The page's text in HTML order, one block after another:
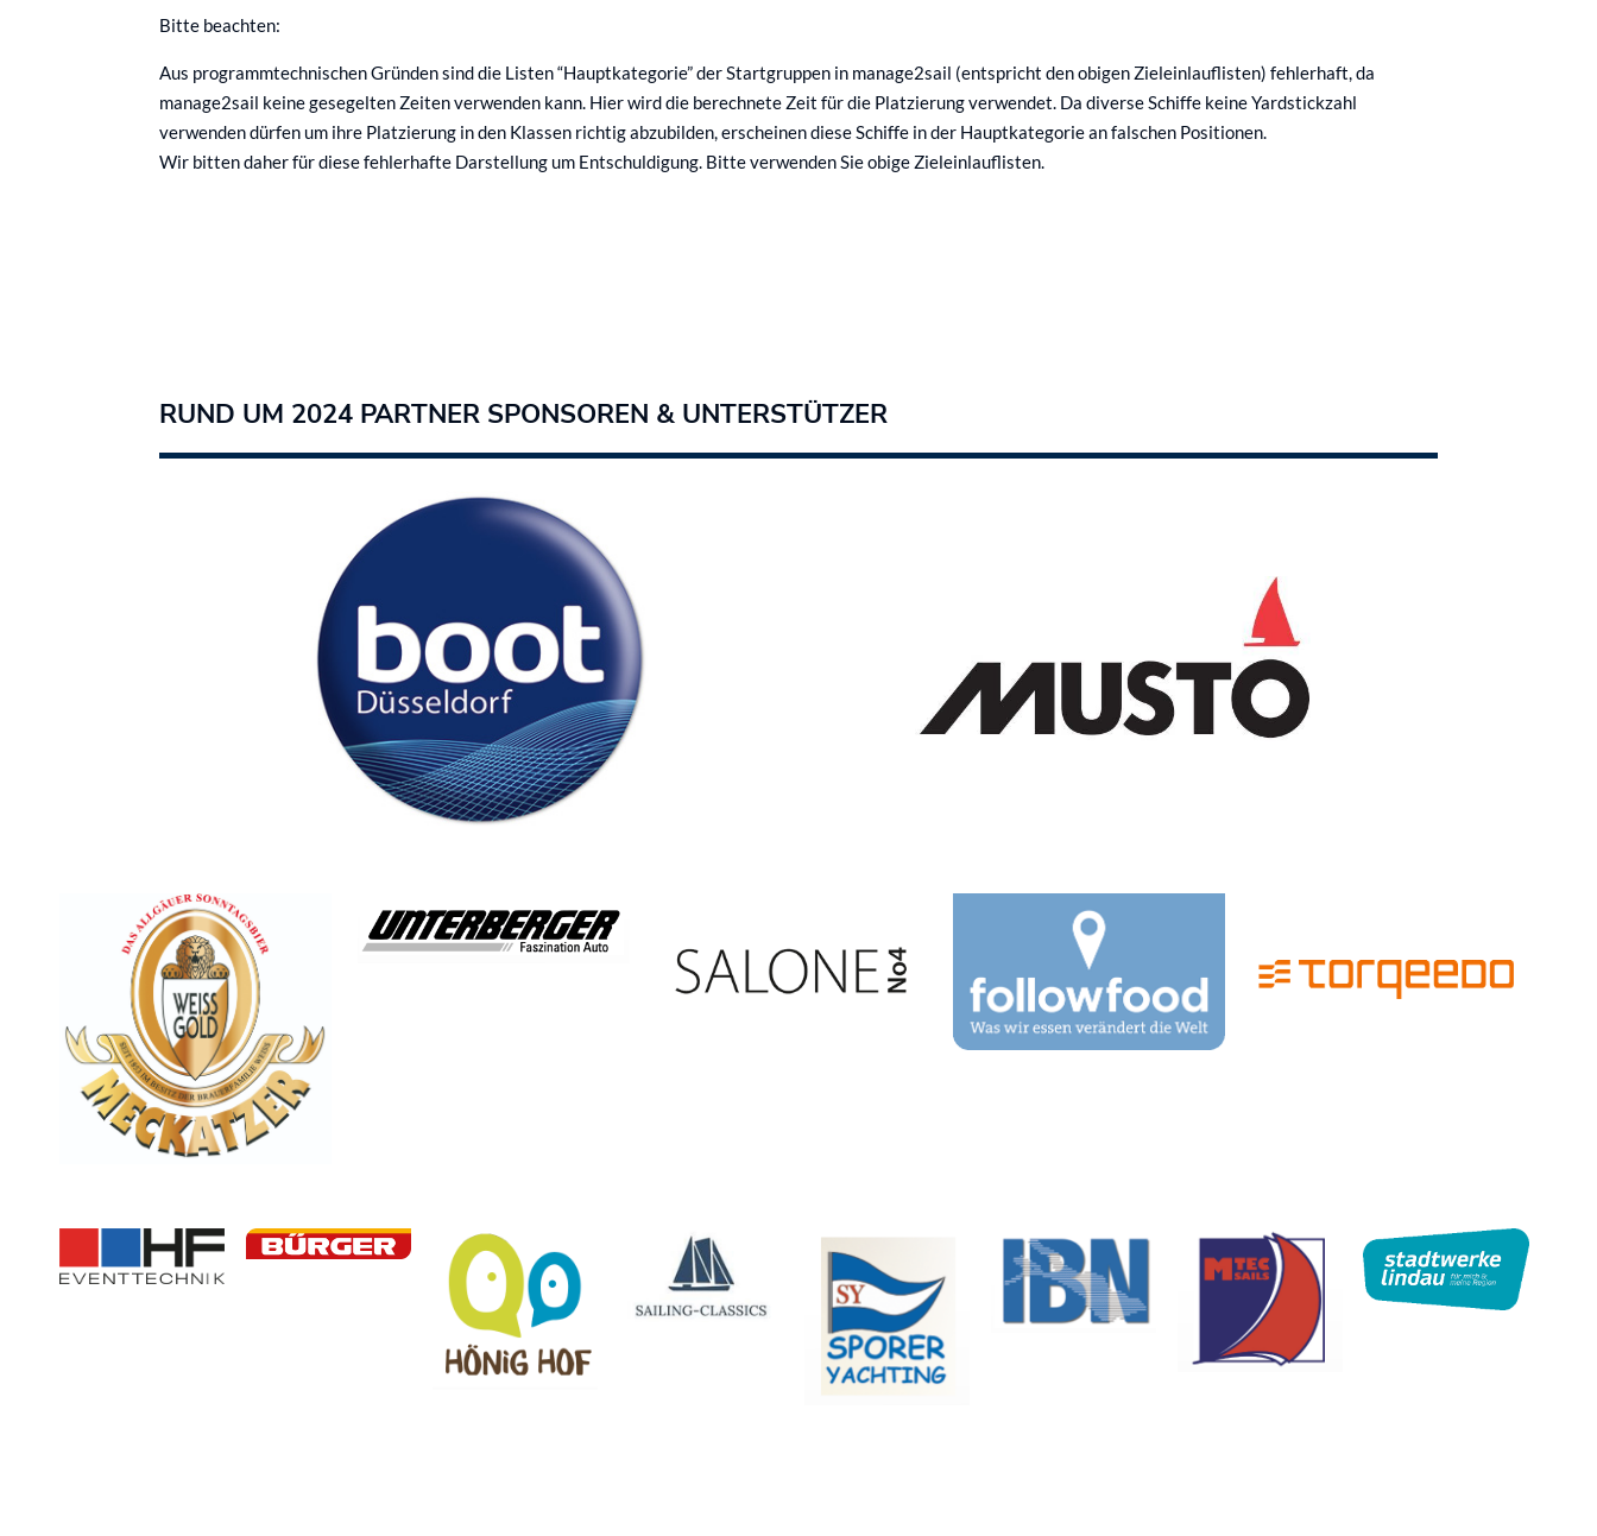
Bitte beachten:
Aus programmtechnischen Gründen sind die Listen “Hauptkategorie” der Startgruppen in manage2sail (entspricht den obigen Zieleinlauflisten) fehlerhaft, da
manage2sail keine gesegelten Zeiten verwenden kann. Hier wird die berechnete Zeit für die Platzierung verwendet. Da diverse Schiffe keine Yardstickzahl
verwenden dürfen um ihre Platzierung in den Klassen richtig abzubilden, erscheinen diese Schiffe in der Hauptkategorie an falschen Positionen.
Wir bitten daher für diese fehlerhafte Darstellung um Entschuldigung. Bitte verwenden Sie obige Zieleinlauflisten.
RUND UM 2024 PARTNER SPONSOREN & UNTERSTÜTZER